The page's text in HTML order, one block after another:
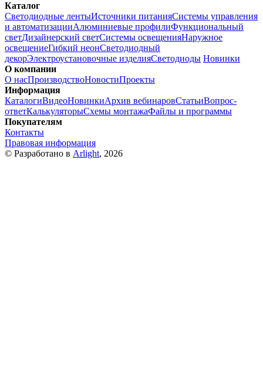
Каталог
Светодиодные лентыИсточники питанияСистемы управления
и автоматизацииАлюминиевые профилиФункциональный
светДизайнерский светСистемы освещенияНаружное
освещениеГибкий неонСветодиодный
декорЭлектроустановочные изделияСветодиоды Новинки
О компании
О насПроизводствоНовостиПроекты
Информация
КаталогиВидеоНовинкиАрхив вебинаровСтатьиВопрос-
ответКалькуляторыСхемы монтажаФайлы и программы
Покупателям
Контакты
Правовая информация
© Разработано в Arlight, 2026